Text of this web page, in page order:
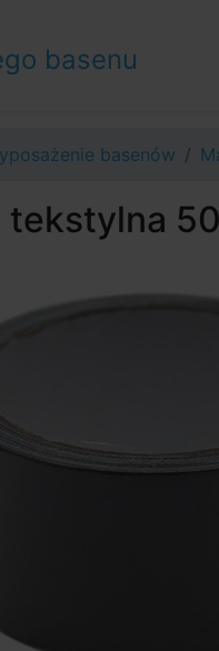
basenu
basenów
tekstylna